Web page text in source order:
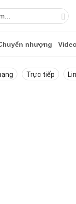
nhượng Video
Trực tiếp